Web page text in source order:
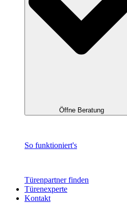
Öffne Beratung
So funktioniert's
Türenpartner finden
Türenexperte
Kontakt